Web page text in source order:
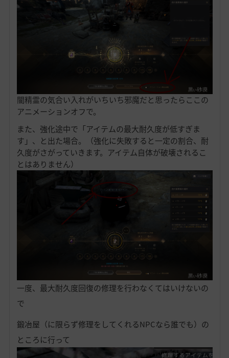
闇精霊の気合い入れがいちいち邪魔だと思ったらここの
アニメーションオフで。
また、強化途中で「アイテムの最大耐久度が低すぎま
す」、と出た場合。（強化に失敗すると一定の割合、耐
久度がさがっていきます。アイテム自体が破壊されるこ
とはありません）
一度、最大耐久度回復の修理を行わなくてはいけないの
で
鍛冶屋（に限らず修理をしてくれるNPCなら誰でも）の
ところに行って